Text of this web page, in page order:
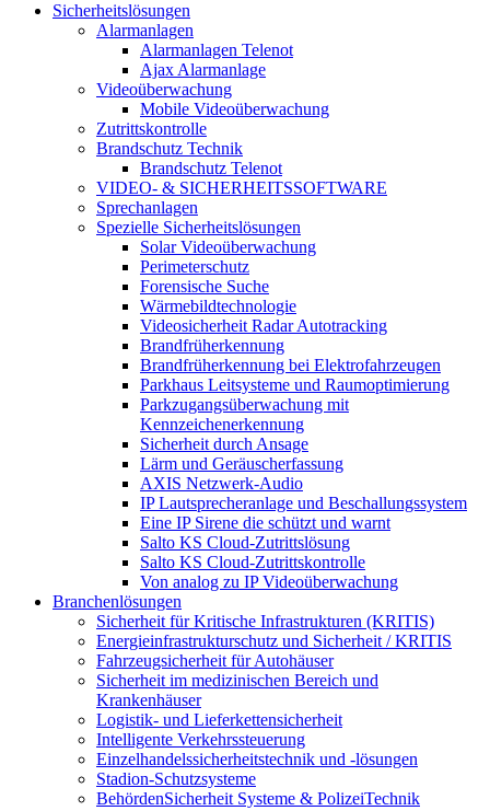
Sicherheitslösungen
Alarmanlagen
Alarmanlagen Telenot
Ajax Alarmanlage
Videoüberwachung
Mobile Videoüberwachung
Zutrittskontrolle
Brandschutz Technik
Brandschutz Telenot
VIDEO- & SICHERHEITSSOFTWARE
Sprechanlagen
Spezielle Sicherheitslösungen
Solar Videoüberwachung
Perimeterschutz
Forensische Suche
Wärmebildtechnologie
Videosicherheit Radar Autotracking​
Brandfrüherkennung
Brandfrüherkennung bei Elektrofahrzeugen
Parkhaus Leitsysteme und Raumoptimierung
Parkzugangsüberwachung mit
Kennzeichenerkennung
Sicherheit durch Ansage
Lärm und Geräuscherfassung
AXIS Netzwerk-Audio
IP Lautsprecheranlage und Beschallungssystem
Eine IP Sirene die schützt und warnt
Salto KS Cloud-Zutrittslösung
Salto KS Cloud-Zutrittskontrolle
Von analog zu IP Videoüberwachung
Branchenlösungen
Sicherheit für Kritische Infrastrukturen (KRITIS)
Energieinfrastrukturschutz und Sicherheit / KRITIS
Fahrzeugsicherheit für Autohäuser
Sicherheit im medizinischen Bereich und
Krankenhäuser
Logistik- und Lieferkettensicherheit
Intelligente Verkehrssteuerung
Einzelhandelssicherheitstechnik und -lösungen
Stadion-Schutzsysteme
BehördenSicherheit Systeme & PolizeiTechnik